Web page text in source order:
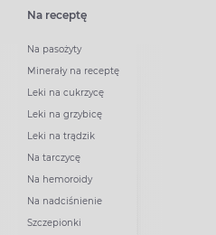
Na receptę
Na pasożyty
Minerały na receptę
Leki na cukrzycę
Leki na grzybicę
Leki na trądzik
Na tarczycę
Na hemoroidy
Na nadciśnienie
Szczepionki